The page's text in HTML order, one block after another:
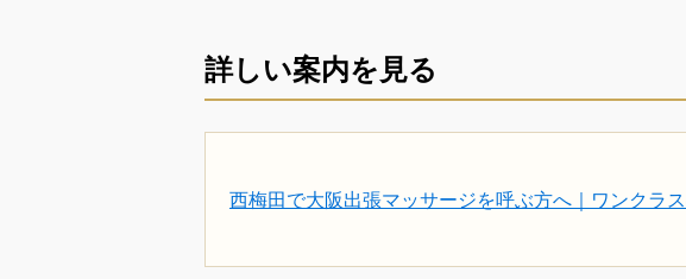
詳しい案内を見る
西梅田で大阪出張マッサージを呼ぶ方へ｜ワンクラ